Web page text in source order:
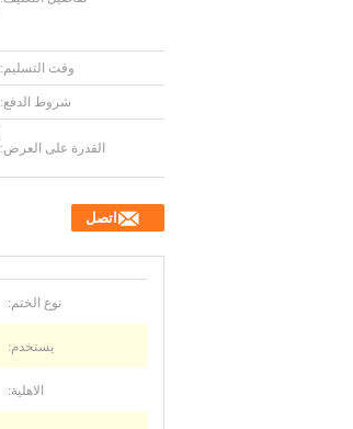
وقت التسليم:
شروط الدفع:
القدرة على العرض:
اتصل
نوع الختم:
يستخدم:
الاهلية: